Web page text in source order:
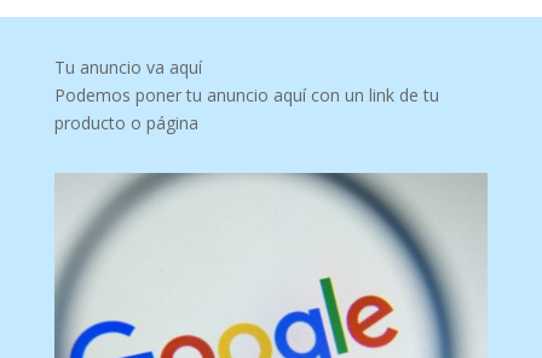
Tu anuncio va aquí
Podemos poner tu anuncio aquí con un link de tu
producto o página